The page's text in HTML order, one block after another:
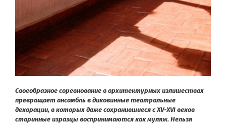
Своеобразное соревнование в архитектурных излишествах
превращает ансамбль в диковинные театральные
декорации, в которых даже сохранившиеся с XV-XVI веков
старинные изразцы воспринимаются как муляж. Нельзя